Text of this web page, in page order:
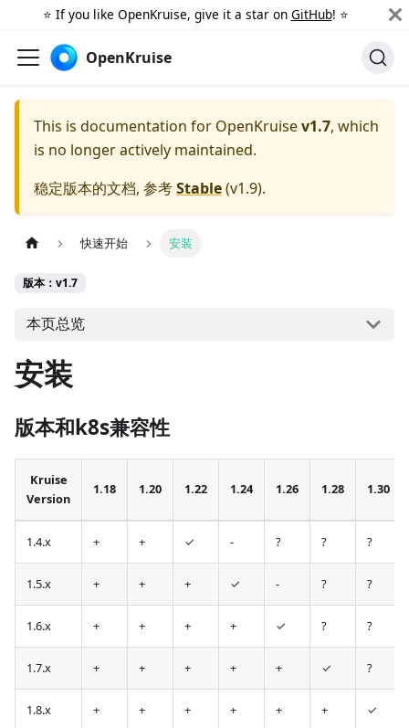
⭐️ If you like OpenKruise, give it a star on GitHub! ⭐️
OpenKruise
This is documentation for OpenKruisev1.7, which
is no longer actively maintained.
稳定版本的文档, 参考Stable(v1.9).
快速开始 安装
版本：v1.7
本页总览
安装
版本和k8s兼容性
Kruise
Version
1.18 1.20 1.22 1.24 1.26 1.28 1.30
1.4.x + + ✓ - ? ? ?
1.5.x + + + ✓ - ? ?
1.6.x + + + + ✓ ? ?
1.7.x + + + + + ✓ ?
1.8.x + + + + + + ✓